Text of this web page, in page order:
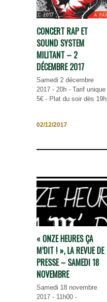
CONCERT RAP ET
SOUND SYSTEM
MILITANT – 2
DÉCEMBRE 2017
Samedi 2 décembre
2017 - 20h - Tarif unique
5€ - Plat du soir dès 19h
02/12/2017
« ONZE HEURES ÇA
M’DIT ! », LA REVUE DE
PRESSE – SAMEDI 18
NOVEMBRE
Samedi 18 novembre
2017 - 11h00 -